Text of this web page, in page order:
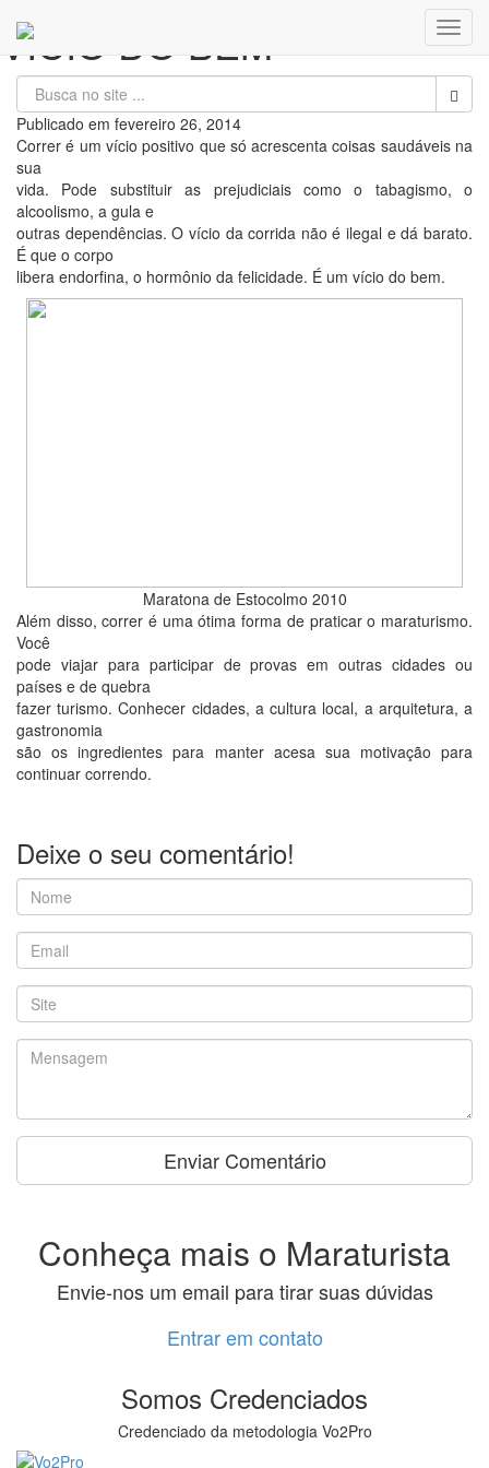
VÍCIO DO BEM
Publicado em fevereiro 26, 2014
Correr é um vício positivo que só acrescenta coisas saudáveis na
sua
vida. Pode substituir as prejudiciais como o tabagismo, o
alcoolismo, a gula e
outras dependências. O vício da corrida não é ilegal e dá barato.
É que o corpo
libera endorfina, o hormônio da felicidade. É um vício do bem.
Maratona de Estocolmo 2010
Além disso, correr é uma ótima forma de praticar o maraturismo.
Você
pode viajar para participar de provas em outras cidades ou
países e de quebra
fazer turismo. Conhecer cidades, a cultura local, a arquitetura, a
gastronomia
são os ingredientes para manter acesa sua motivação para
continuar correndo.
Deixe o seu comentário!
Conheça mais o Maraturista
Envie-nos um email para tirar suas dúvidas
Entrar em contato
Somos Credenciados
Credenciado da metodologia Vo2Pro